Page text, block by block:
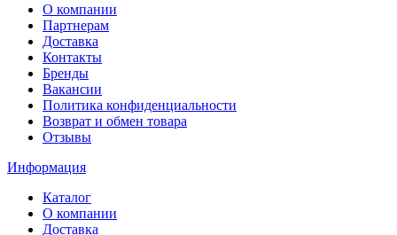
О компании
Партнерам
Доставка
Контакты
Бренды
Вакансии
Политика конфиденциальности
Возврат и обмен товара
Отзывы
Информация
Каталог
О компании
Доставка